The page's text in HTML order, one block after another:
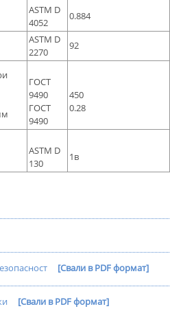
ASTM D
4052
0.884
ASTM D
2270
92
ГОСТ
9490
ГОСТ
9490
450
0.28
ASTM D
130
1в
[Свали в PDF формат]
[Свали в PDF формат]